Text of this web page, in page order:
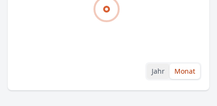
Jahr Monat